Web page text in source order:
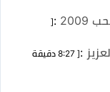
:
[
:
[ 8:27 دقيقة